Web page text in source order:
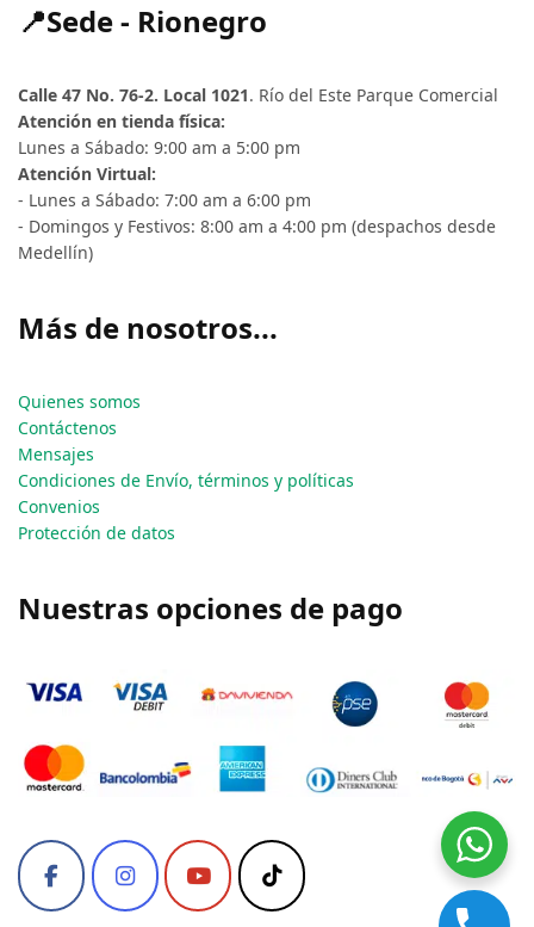
📍Sede - Rionegro
Calle 47 No. 76-2. Local 1021. Río del Este Parque Comercial
Atención en tienda física:
Lunes a Sábado: 9:00 am a 5:00 pm
Atención Virtual:
- Lunes a Sábado: 7:00 am a 6:00 pm
- Domingos y Festivos: 8:00 am a 4:00 pm (despachos desde
Medellín)
Más de nosotros...
Quienes somos
Contáctenos
Mensajes
Condiciones de Envío, términos y políticas
Convenios
Protección de datos
Nuestras opciones de pago